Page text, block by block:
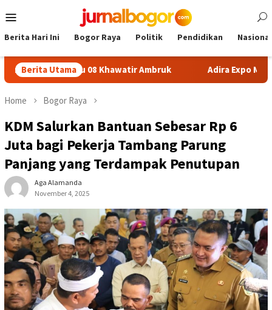
to
Menu
Berita Hari Ini Bogor Raya Politik Pendidikan Nasional
Berita Utama
08 Khawatir Ambruk Adira Expo Merdeka
Home Bogor Raya
KDM Salurkan Bantuan Sebesar Rp 6
Juta bagi Pekerja Tambang Parung
Panjang yang Terdampak Penutupan
Aga Alamanda
November 4, 2025